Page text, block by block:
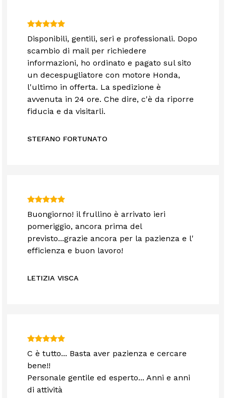
Disponibili, gentili, seri e professionali. Dopo
scambio di mail per richiedere
informazioni, ho ordinato e pagato sul sito
un decespugliatore con motore Honda,
l'ultimo in offerta. La spedizione è
avvenuta in 24 ore. Che dire, c'è da riporre
fiducia e da visitarli.
STEFANO FORTUNATO
Buongiorno! il frullino è arrivato ieri
pomeriggio, ancora prima del
previsto...grazie ancora per la pazienza e l'
efficienza e buon lavoro!
LETIZIA VISCA
C è tutto... Basta aver pazienza e cercare
bene!!
Personale gentile ed esperto... Anni e anni
di attività